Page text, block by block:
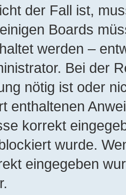
der Fall ist,
Boards
werden –
Bei der
nötig ist oder
enthaltenen
korrekt
wurde.
eingegeben